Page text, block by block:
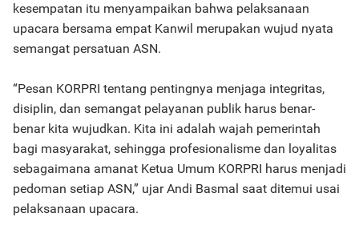
kesempatan itu menyampaikan bahwa pelaksanaan
upacara bersama empat Kanwil merupakan wujud nyata
semangat persatuan ASN.
“Pesan KORPRI tentang pentingnya menjaga integritas,
disiplin, dan semangat pelayanan publik harus benar-
benar kita wujudkan. Kita ini adalah wajah pemerintah
bagi masyarakat, sehingga profesionalisme dan loyalitas
sebagaimana amanat Ketua Umum KORPRI harus menjadi
pedoman setiap ASN,” ujar Andi Basmal saat ditemui usai
pelaksanaan upacara.